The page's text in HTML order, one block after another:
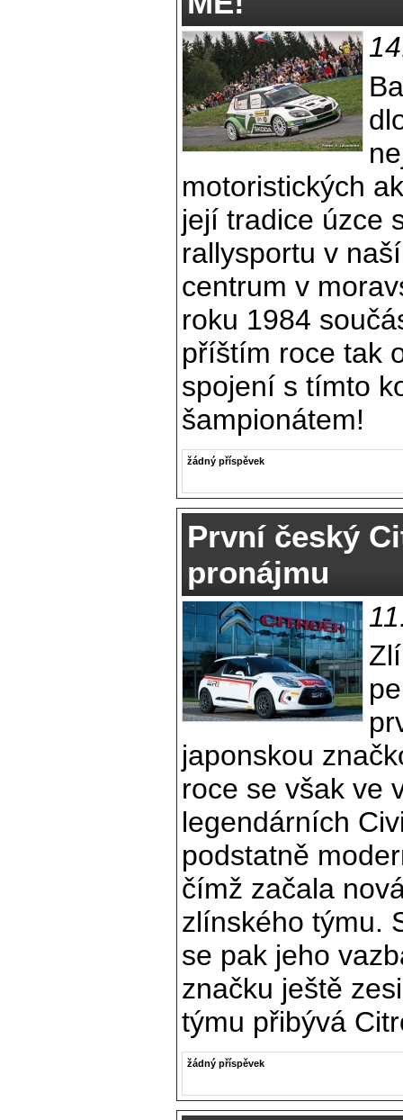
motoristických
její tradice úzce
rallysportu v
centrum v
roku 1984
příštím roce tak
spojení s tímto
šampionátem!
žádný příspěvek
První český
pronájmu
japonskou
roce se však ve
legendárních
podstatně
čímž začala
zlínského týmu.
se pak jeho
značku ještě
týmu přibývá
žádný příspěvek